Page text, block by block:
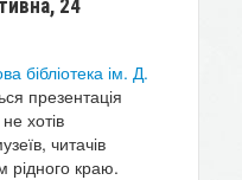
24
бібліотека ім. Д.
презентація
хотів
читачів
рідного краю.